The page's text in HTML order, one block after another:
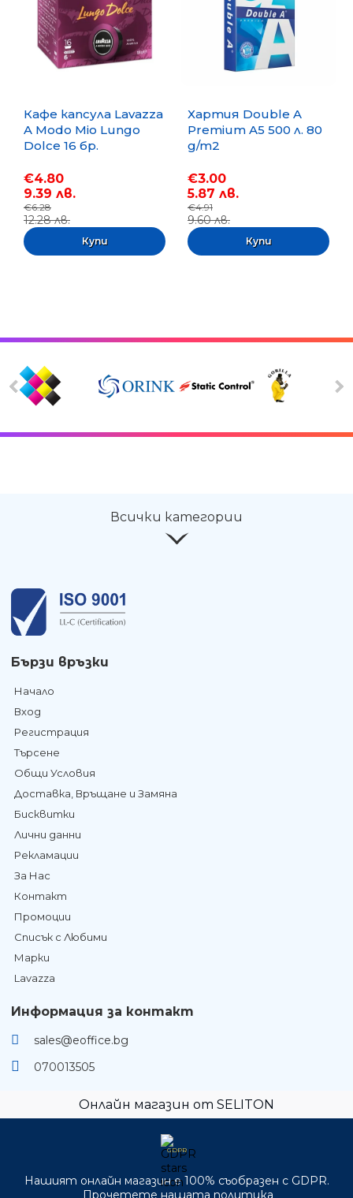
Кафе капсула Lavazza
A Modo Mio Lungo
Dolce 16 бр.
€4.80
9.39 лв.
€6.28
12.28 лв.
Хартия Double A
Premium A5 500 л. 80
g/m2
€3.00
5.87 лв.
€4.91
9.60 лв.
Всички категории
Бързи връзки
Начало
Вход
Регистрация
Търсене
Общи Условия
Доставка, Връщане и Замяна
Бисквитки
Лични данни
Рекламации
За Нас
Контакт
Промоции
Списък с Любими
Марки
Lavazza
Информация за контакт
sales@eoffice.bg
070013505
Онлайн магазин от SELITON
GDPR
Нашият онлайн магазин е 100% съобразен с GDPR.
Прочетете нашата политика